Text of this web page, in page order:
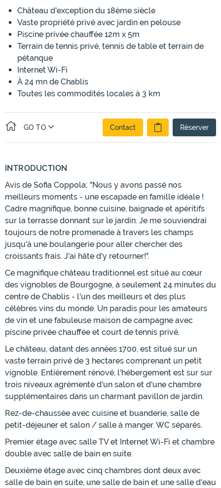
Château d'exception du 18ème siècle
Vaste propriété privé avec jardin en pelouse
Piscine privée chauffée 12m x 5m
Terrain de tennis privé, tennis de table et terrain de
pétanque
Internet Wi-Fi
À 24 mn de Chablis
Toutes les commodités locales à 3 km
GO TO Contact Réserver
INTRODUCTION
Avis de Sofia Coppola; "Nous y avons passé nos
meilleurs moments - une escapade en famille idéale !
Cadre magnifique, bonne cuisine, baignade et apéritifs
sur la terrasse donnant sur le jardin. Je me souviendrai
toujours de notre promenade à travers les champs
jusqu'à une boulangerie pour aller chercher des
croissants frais. J'ai hâte d'y retourner!".
Ce magnifique château traditionnel est situé au cœur
des vignobles de Bourgogne, à seulement 24 minutes du
centre de Chablis - l'un des meilleurs et des plus
célèbres vins du monde. Un paradis pour les amateurs
de vin et une fabuleuse maison de campagne avec
piscine privée chauffée et court de tennis privé.
Le château, datant des années 1700, est situé sur un
vaste terrain privé de 3 hectares comprenant un petit
vignoble. Entièrement rénové, l'hébergement est sur sur
trois niveaux agrémenté d'un salon et d'une chambre
supplémentaires dans un charmant pavillon de jardin.
Rez-de-chaussée avec cuisine et buanderie, salle de
petit-déjeuner et salon / salle à manger. WC séparés.
Premier étage avec salle TV et Internet Wi-Fi et chambre
double avec salle de bain en suite.
Deuxième étage avec cinq chambres dont deux avec
salle de bain en suite, une salle de bain et une salle d'eau